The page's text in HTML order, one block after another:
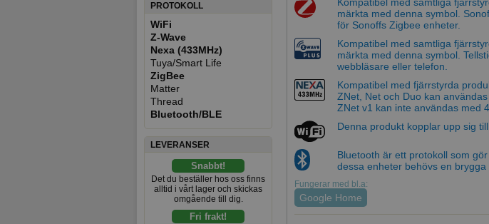
PROTOKOLL
WiFi
Z-Wave
Nexa (433MHz)
Tuya/Smart Life
ZigBee
Matter
Thread
Bluetooth/BLE
LEVERANSER
Snabbt!
Det du beställer hos oss finns
alltid i vårt lager och skickas
omgående till dig.
Fri frakt!
Kompatibel med samtliga
märkta med denna symbol.
för Sonoffs Zigbee enheter.
Kompatibel med samtliga
märkta med denna symbol.
webbläsare eller telefon.
Kompatibel med fjärrstyrda
ZNet, Net och Duo kan
ZNet v1 kan inte användas med
Denna produkt kopplar upp sig
Bluetooth är ett protokoll som
dessa enheter behövs en
Fungerar med bl.a:
Google Home